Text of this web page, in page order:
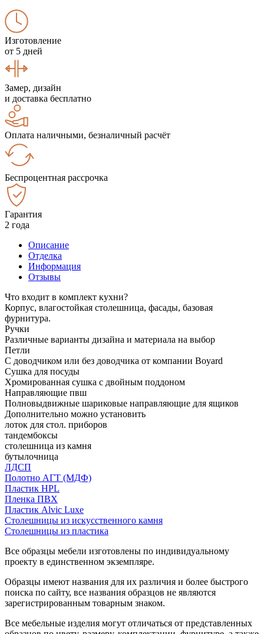
Изготовление
от 5 дней
Замер, дизайн
и доставка бесплатно
Оплата наличными, безналичный расчёт
Беспроцентная рассрочка
Гарантия
2 года
Описание
Отделка
Информация
Отзывы
Что входит в комплект кухни?
Корпус, влагостойкая столешница, фасады, базовая
фурнитура.
Ручки
Различные варианты дизайна и материала на выбор
Петли
С доводчиком или без доводчика от компании Boyard
Сушка для посуды
Хромированная сушка с двойным поддоном
Направляющие пвш
Полновыдвижные шариковые направляющие для ящиков
Дополнительно можно установить
лоток для стол. приборов
тандембоксы
столешница из камня
бутылочница
ЛДСП
Полотно АГТ (МДФ)
Пластик HPL
Пленка ПВХ
Пластик Alvic Luxe
Столешницы из искусственного камня
Столешницы из пластика
Все образцы мебели изготовлены по индивидуальному
проекту в единственном экземпляре.
Образцы имеют названия для их различия и более быстрого
поиска по сайту, все названия образцов не являются
зарегистрированным товарным знаком.
Все мебельные изделия могут отличаться от представленных